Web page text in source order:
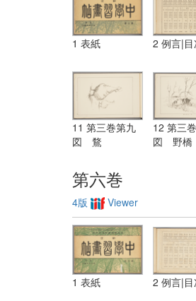
1 表紙 2 例言|目
11 第三巻第九
図 鶩
12 第三
図 野橋
第六巻
4版 Viewer
1 表紙 2 例言|目